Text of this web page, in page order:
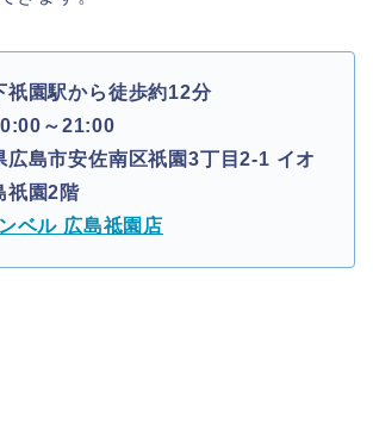
祇園駅から徒歩約12分
～21:00
広島市安佐南区祇園3丁目2-1 イオ
祇園2階
ベル 広島祗園店